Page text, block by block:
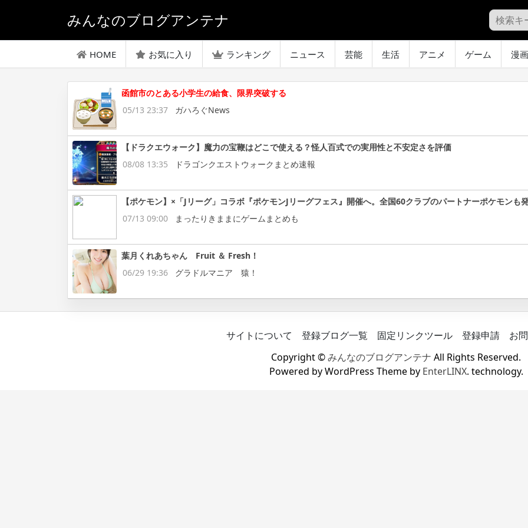
みんなのブログアンテナ
HOME お気に入り ランキング ニュース 芸能 生活 アニメ ゲーム 漫画
函館市のとある小学生の給食、限界突破する
05/13 23:37
ガハろぐNews
【ドラクエウォーク】魔力の宝鞭はどこで使える？怪人百式での実用性と不安定さを評価
08/08 13:35
ドラゴンクエストウォークまとめ速報
【ポケモン】×「Jリーグ」コラボ『ポケモンJリーグフェス』開催へ。全国60クラブのパートナーポケモンも
07/13 09:00
まったりきままにゲームまとめも
葉月くれあちゃん Fruit ＆ Fresh！
06/29 19:36
グラドルマニア 猿！
サイトについて 登録ブログ一覧 固定リンクツール 登録申請
お
Copyright ©みんなのブログアンテナ All Rights Reserved.
Powered by WordPress Theme by EnterLINX. technology.